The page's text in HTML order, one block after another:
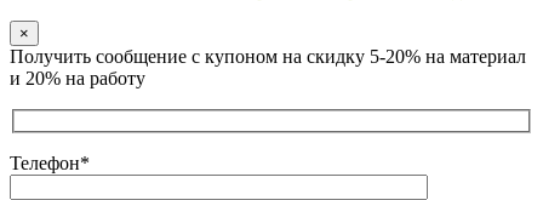
×
Получить сообщение с купоном на скидку 5-20% на материал
и 20% на работу
Телефон*